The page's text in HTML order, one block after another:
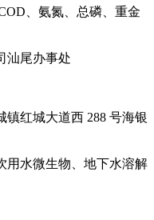
、氨氮、总磷、重金
汕尾办事处
红城大道西 288 号海银
用水微生物、地下水溶解